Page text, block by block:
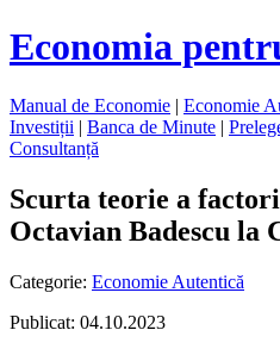
Economia
Manual de Economie | Economie
Investiții | Banca de Minute |
Consultanță
Scurta teorie a
Octavian Badescu la
Categorie: Economie Autentică
Publicat: 04.10.2023